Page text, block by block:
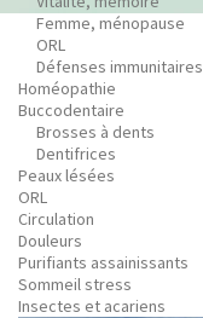
Femme, ménopause
ORL
Défenses immunitaires
Homéopathie
Buccodentaire
Brosses à dents
Dentifrices
Peaux lésées
ORL
Circulation
Douleurs
Purifiants assainissants
Sommeil stress
Insectes et acariens